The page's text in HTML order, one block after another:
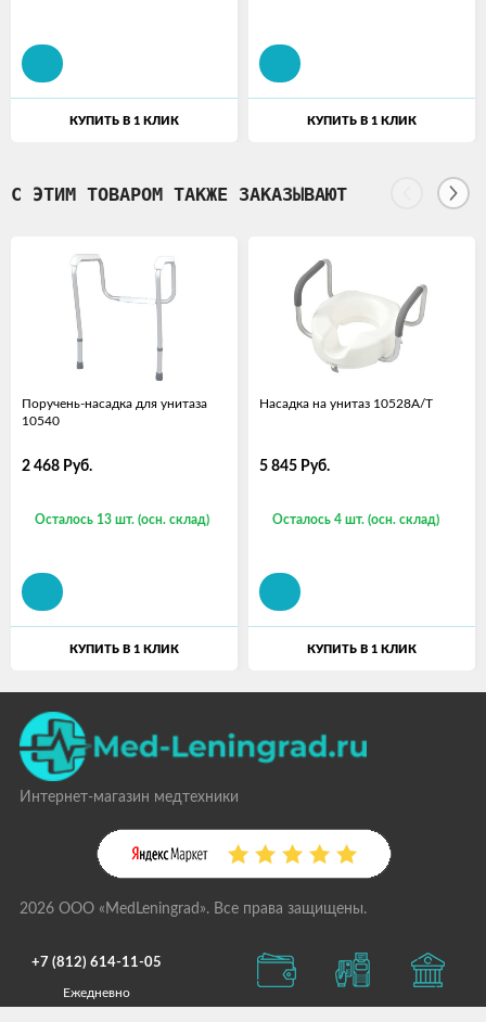
КУПИТЬ В 1 КЛИК КУПИТЬ В 1 КЛИК
С ЭТИМ ТОВАРОМ ТАКЖЕ ЗАКАЗЫВАЮТ
Поручень-насадка для унитаза
10540
2 468 Руб.
Осталось 13 шт. (осн. склад)
КУПИТЬ В 1 КЛИК
Насадка на унитаз 10528А/T
5 845 Руб.
Осталось 4 шт. (осн. склад)
КУПИТЬ В 1 КЛИК
Интернет-магазин медтехники
2026 ООО «MedLeningrad». Все права защищены.
+7 (812) 614-11-05
Ежедневно
с 09:00 до 21:00